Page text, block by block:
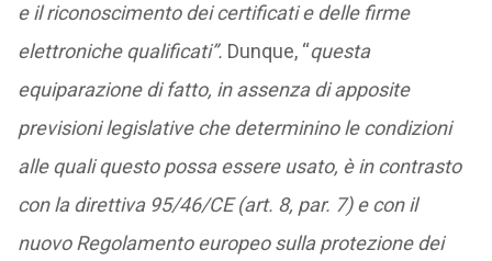
e il riconoscimento dei certificati e delle firme
elettroniche qualificati”. Dunque, “questa
equiparazione di fatto, in assenza di apposite
previsioni legislative che determinino le condizioni
alle quali questo possa essere usato, è in contrasto
con la direttiva 95/46/CE (art. 8, par. 7) e con il
nuovo Regolamento europeo sulla protezione dei